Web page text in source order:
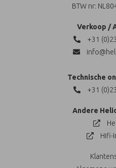
BTW nr:
Verkoop /
+31
Technische
+31
Andere
Hifi-